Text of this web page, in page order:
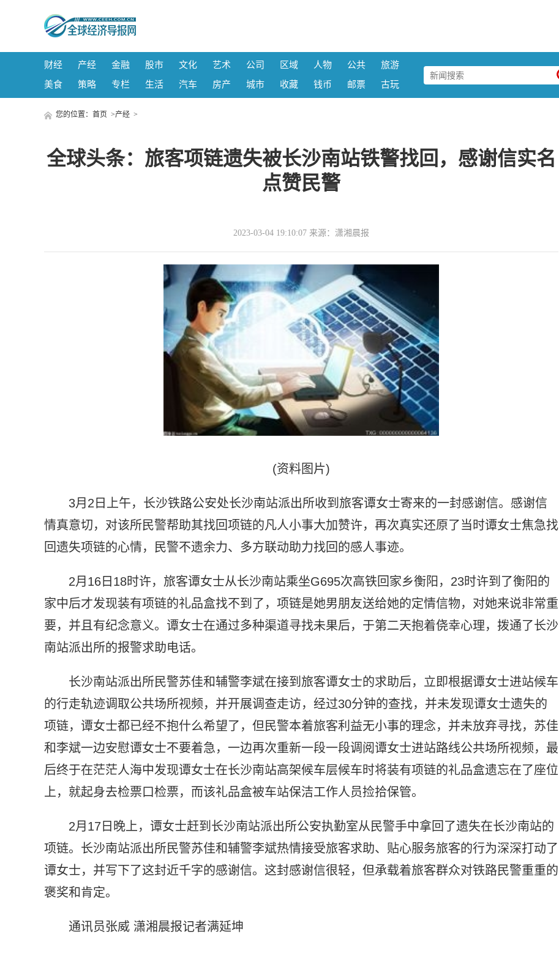
财经 产经 金融 股市 文化 艺术 公司 区域 人物 公共
旅游
美食
策略 专栏 生活 汽车 房产 城市 收藏 钱币 邮票 古玩
您的位置： 首页 >产经 >
全球头条：旅客项链遗失被长沙南站铁警找回，感谢信实名
点赞民警
2023-03-04 19:10:07 来源：潇湘晨报
(资料图片)
3月2日上午，长沙铁路公安处长沙南站派出所收到旅客谭女士寄来的一封感谢信。感谢信
情真意切，对该所民警帮助其找回项链的凡人小事大加赞许，再次真实还原了当时谭女士焦急找
回遗失项链的心情，民警不遗余力、多方联动助力找回的感人事迹。
2月16日18时许，旅客谭女士从长沙南站乘坐G695次高铁回家乡衡阳，23时许到了衡阳的
家中后才发现装有项链的礼品盒找不到了，项链是她男朋友送给她的定情信物，对她来说非常重
要，并且有纪念意义。谭女士在通过多种渠道寻找未果后，于第二天抱着侥幸心理，拨通了长沙
南站派出所的报警求助电话。
长沙南站派出所民警苏佳和辅警李斌在接到旅客谭女士的求助后，立即根据谭女士进站候车
的行走轨迹调取公共场所视频，并开展调查走访，经过30分钟的查找，并未发现谭女士遗失的
项链，谭女士都已经不抱什么希望了，但民警本着旅客利益无小事的理念，并未放弃寻找，苏佳
和李斌一边安慰谭女士不要着急，一边再次重新一段一段调阅谭女士进站路线公共场所视频，最
后终于在茫茫人海中发现谭女士在长沙南站高架候车层候车时将装有项链的礼品盒遗忘在了座位
上，就起身去检票口检票，而该礼品盒被车站保洁工作人员捡拾保管。
2月17日晚上，谭女士赶到长沙南站派出所公安执勤室从民警手中拿回了遗失在长沙南站的
项链。长沙南站派出所民警苏佳和辅警李斌热情接受旅客求助、贴心服务旅客的行为深深打动了
谭女士，并写下了这封近千字的感谢信。这封感谢信很轻，但承载着旅客群众对铁路民警重重的
褒奖和肯定。
通讯员张威 潇湘晨报记者满延坤